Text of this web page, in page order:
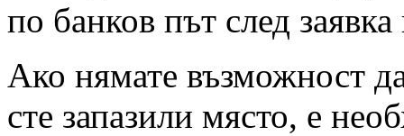
по банков път след
Ако нямате възможност
сте запазили място, е